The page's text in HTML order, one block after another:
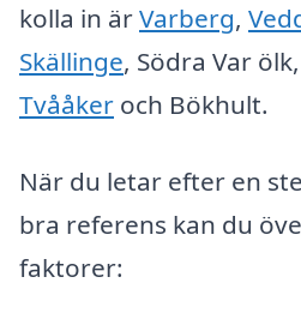
kolla in ärVarberg,
Skällinge, Södra Var ölk,
Tvååker och Bökhult.
När du letar efter en
bra referens kan du
faktorer: